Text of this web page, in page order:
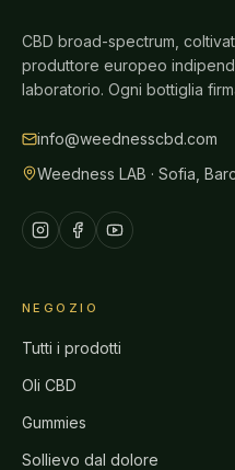
CBD broad-spectrum,
produttore europeo
laboratorio. Ogni bottiglia
info@weednesscbd.com
Weedness LAB · Sofia,
NEGOZIO
Tutti i prodotti
Oli CBD
Gummies
Sollievo dal dolore